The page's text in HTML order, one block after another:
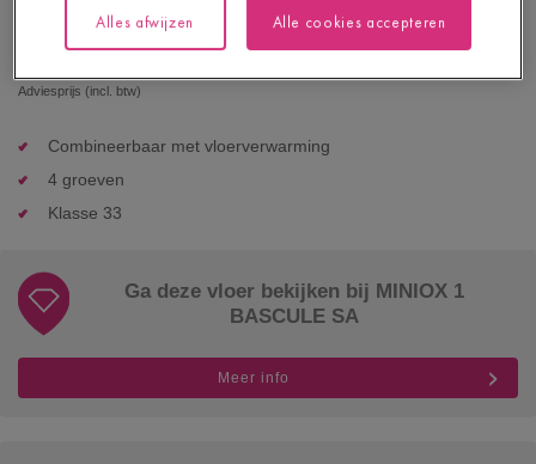
52,95
Adviesprijs (incl. btw)
Combineerbaar met vloerverwarming
4 groeven
Klasse 33
Ga deze vloer bekijken bij MINIOX 1
BASCULE SA
Meer info
Alles afwijzen Alle cookies accepteren